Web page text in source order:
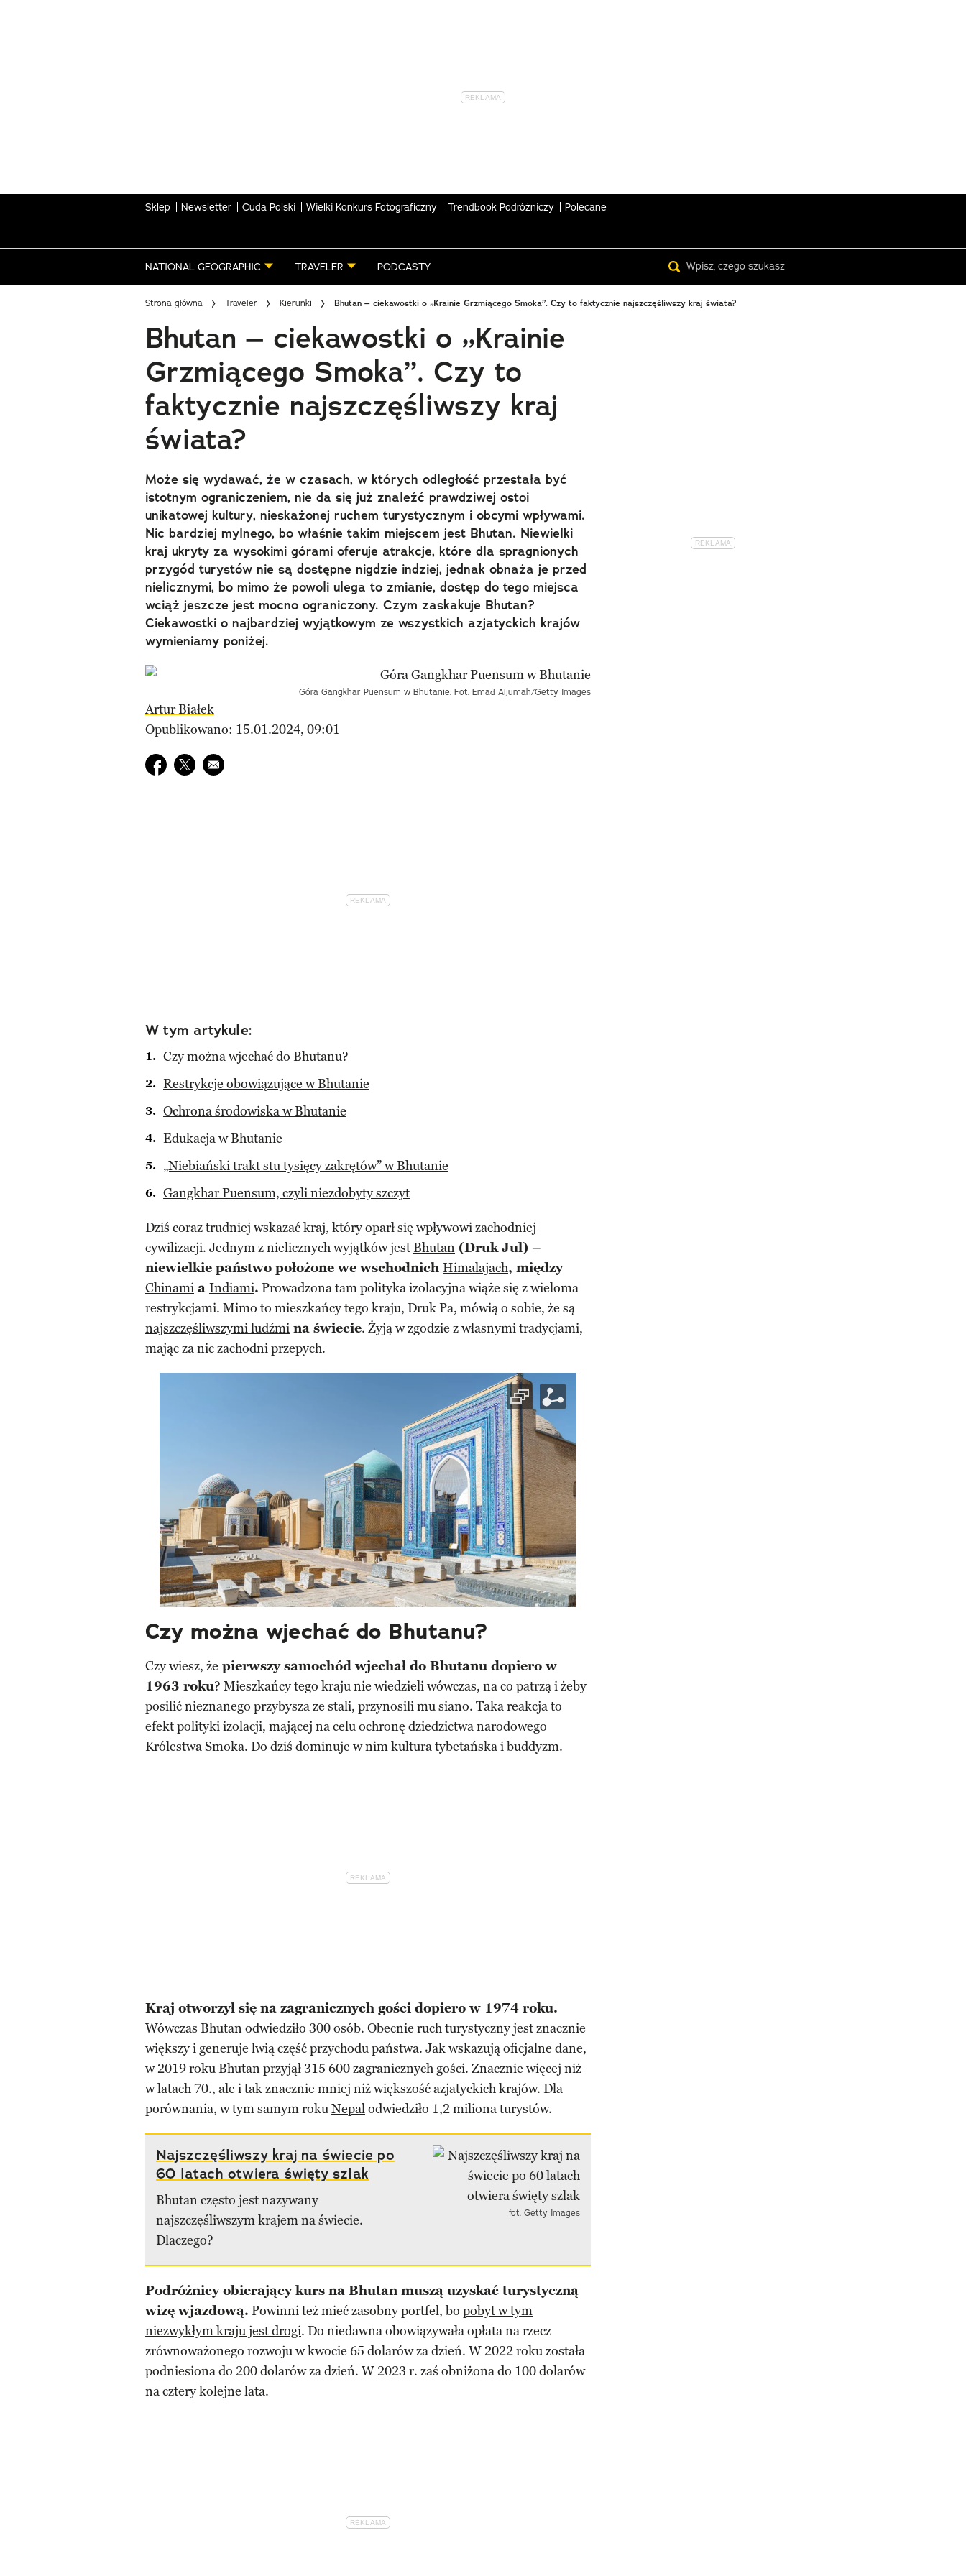
Sklep Newsletter Cuda Polski Wielki Konkurs Fotograficzny Trendbook Podróżniczy Polecane
NATIONAL GEOGRAPHIC TRAVELER PODCASTY
Strona główna Traveler Kierunki Bhutan – ciekawostki o „Krainie Grzmiącego Smoka”. Czy to faktycznie najszczęśliwszy kraj świata?
Bhutan – ciekawostki o „Krainie
Grzmiącego Smoka”. Czy to
faktycznie najszczęśliwszy kraj
świata?
Może się wydawać, że w czasach, w których odległość przestała być
istotnym ograniczeniem, nie da się już znaleźć prawdziwej ostoi
unikatowej kultury, nieskażonej ruchem turystycznym i obcymi wpływami.
Nic bardziej mylnego, bo właśnie takim miejscem jest Bhutan. Niewielki
kraj ukryty za wysokimi górami oferuje atrakcje, które dla spragnionych
przygód turystów nie są dostępne nigdzie indziej, jednak obnaża je przed
nielicznymi, bo mimo że powoli ulega to zmianie, dostęp do tego miejsca
wciąż jeszcze jest mocno ograniczony. Czym zaskakuje Bhutan?
Ciekawostki o najbardziej wyjątkowym ze wszystkich azjatyckich krajów
wymieniamy poniżej.
Góra Gangkhar Puensum w Bhutanie. Fot. Emad Aljumah/Getty Images
Artur Białek
Opublikowano: 15.01.2024, 09:01
Udostępnij na facebook
Udostępnij na twitter
E-mail do przyjaciela
W tym artykule:
Czy można wjechać do Bhutanu?
Restrykcje obowiązujące w Bhutanie
Ochrona środowiska w Bhutanie
Edukacja w Bhutanie
„Niebiański trakt stu tysięcy zakrętów” w Bhutanie
Gangkhar Puensum, czyli niezdobyty szczyt
Dziś coraz trudniej wskazać kraj, który oparł się wpływowi zachodniej
cywilizacji. Jednym z nielicznych wyjątków jestBhutan (Druk Jul) –
niewielkie państwo położone we wschodnich Himalajach, między
Chinami a Indiami. Prowadzona tam polityka izolacyjna wiąże się z wieloma
restrykcjami. Mimo to mieszkańcy tego kraju, Druk Pa, mówią o sobie, że są
najszczęśliwszymi ludźmi na świecie. Żyją w zgodzie z własnymi tradycjami,
mając za nic zachodni przepych.
Czy można wjechać do Bhutanu?
Czy wiesz, że pierwszy samochód wjechał do Bhutanu dopiero w
1963 roku? Mieszkańcy tego kraju nie wiedzieli wówczas, na co patrzą i żeby
posilić nieznanego przybysza ze stali, przynosili mu siano. Taka reakcja to
efekt polityki izolacji, mającej na celu ochronę dziedzictwa narodowego
Królestwa Smoka. Do dziś dominuje w nim kultura tybetańska i buddyzm.
Kraj otworzył się na zagranicznych gości dopiero w 1974 roku.
Wówczas Bhutan odwiedziło 300 osób. Obecnie ruch turystyczny jest znacznie
większy i generuje lwią część przychodu państwa. Jak wskazują oficjalne dane,
w 2019 roku Bhutan przyjął 315 600 zagranicznych gości. Znacznie więcej niż
w latach 70., ale i tak znacznie mniej niż większość azjatyckich krajów. Dla
porównania, w tym samym rokuNepalodwiedziło 1,2 miliona turystów.
Najszczęśliwszy kraj na świecie po
60 latach otwiera święty szlak
Bhutan często jest nazywany
najszczęśliwszym krajem na świecie.
Dlaczego?
fot. Getty Images
Podróżnicy obierający kurs na Bhutan muszą uzyskać turystyczną
wizę wjazdową. Powinni też mieć zasobny portfel, bo pobyt w tym
niezwykłym kraju jest drogi. Do niedawna obowiązywała opłata na rzecz
zrównoważonego rozwoju w kwocie 65 dolarów za dzień. W 2022 roku została
podniesiona do 200 dolarów za dzień. W 2023 r. zaś obniżona do 100 dolarów
na cztery kolejne lata.